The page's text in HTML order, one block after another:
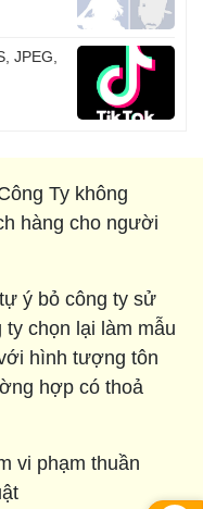
JPEG,
Ty không
hàng cho người
ý bỏ công ty sử
chọn lại làm mẫu
hình tượng tôn
hợp có thoả
vi phạm thuần